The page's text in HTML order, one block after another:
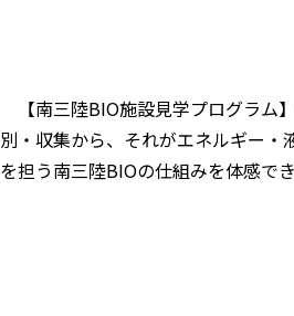
【南三陸BIO施設見学プログラム
別・収集から、それがエネルギー・
を担う南三陸BIOの仕組みを体感で